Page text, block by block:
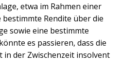
etwa im Rahmen einer
bestimmte Rendite über die
sowie eine bestimmte
es passieren, dass die
in der Zwischenzeit insolvent